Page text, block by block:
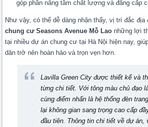
góp phần nâng tầm chất lượng và đẳng cấp
Như vậy, có thể dễ dàng nhận thấy, vị trí đắc
chung cưSeasons Avenue Mỗ Lao những lợi
tại nhiều dự án chung cư tại Hà Nội hiện nay,
dân trở nên hoàn hảo và trọn vẹn hơn.
Lavilla Green City được thiết kế và
từng chi tiết. Với tông màu chủ đạo
cùng điểm nhấn là hệ thống đèn
lại không gian sang trọng cao cấp
đầu tiên. Thông tin chi tiết về dự án,